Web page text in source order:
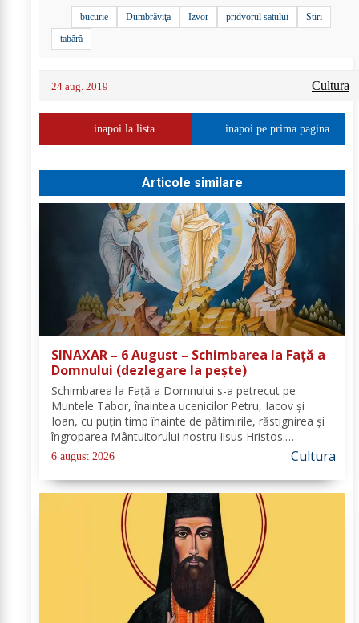
bucurie Dumbrăviţa Izvor pridvorul satului
Stiri
tabără
24 aug. 2019 Cultura
inapoi la lista inapoi pe prima pagina
Articole similare
SINAXAR – 6 August – Schimbarea la Față a
Domnului (dezlegare la peşte)
Schimbarea la Față a Domnului s-a petrecut pe
Muntele Tabor, înaintea ucenicilor Petru, Iacov și
Ioan, cu puțin timp înainte de pătimirile, răstignirea și
îngroparea Mântuitorului nostru Iisus Hristos.
Urcându-Se pe munte, Hristos-Domnul S-a depărtat
puţin de ucenici şi, suindu-Se pe un loc mai...
6 august 2026 Cultura